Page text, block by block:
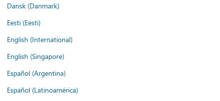
Dansk (Danmark)
Eesti (Eesti)
English (International)
English (Singapore)
Español (Argentina)
Español (Latinoamérica)